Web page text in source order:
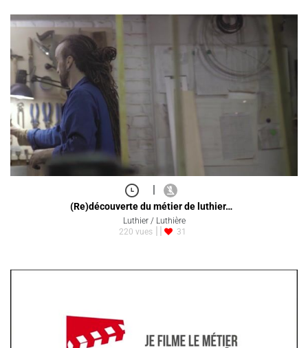
|
(Re)découverte du métier de luthier…
Luthier / Luthière
220 vues
31